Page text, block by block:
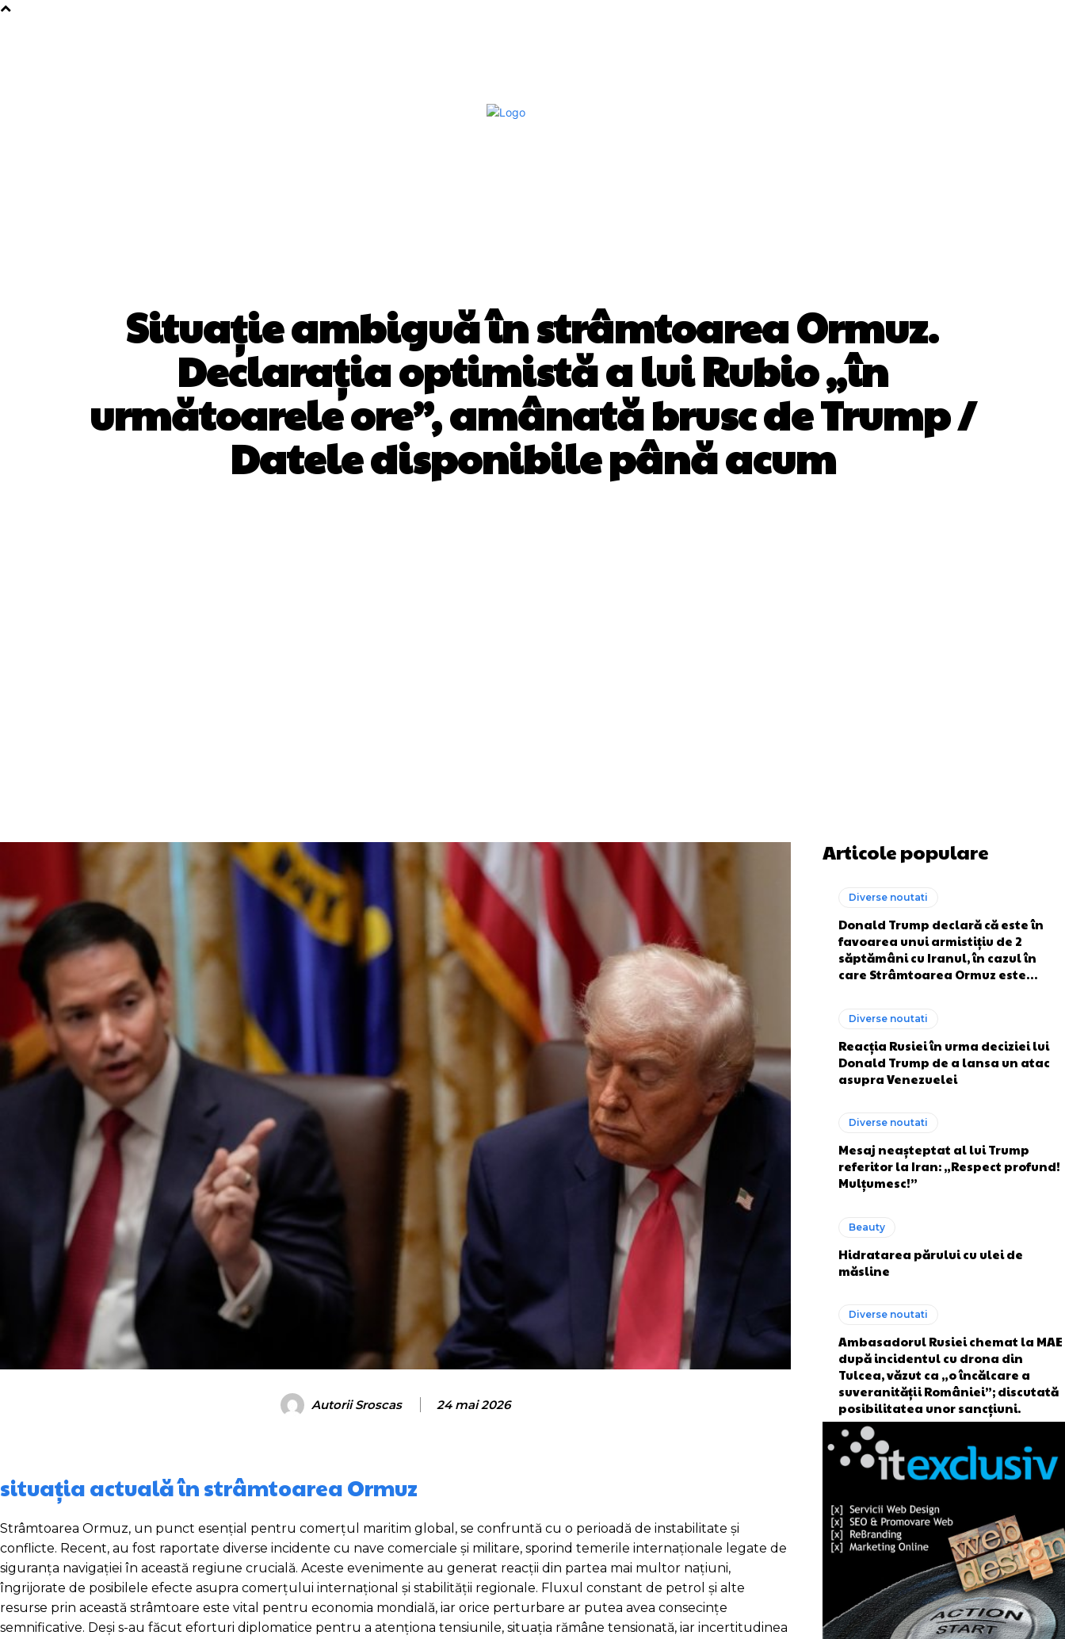
Situație ambiguă în strâmtoarea Ormuz.
Declarația optimistă a lui Rubio „în
următoarele ore”, amânată brusc de Trump /
Datele disponibile până acum
Autorii Sroscas 24 mai 2026
situația actuală în strâmtoarea Ormuz
Strâmtoarea Ormuz, un punct esențial pentru comerțul maritim global, se confruntă cu o perioadă de instabilitate și
conflicte. Recent, au fost raportate diverse incidente cu nave comerciale și militare, sporind temerile internaționale legate de
siguranța navigației în această regiune crucială. Aceste evenimente au generat reacții din partea mai multor națiuni,
îngrijorate de posibilele efecte asupra comerțului internațional și stabilității regionale. Fluxul constant de petrol și alte
resurse prin această strâmtoare este vital pentru economia mondială, iar orice perturbare ar putea avea consecințe
semnificative. Deși s-au făcut eforturi diplomatice pentru a atenționa tensiunile, situația rămâne tensionată, iar incertitudinea
Articole populare
Diverse noutati
Donald Trump declară că este în
favoarea unui armistițiu de 2
săptămâni cu Iranul, în cazul în
care Strâmtoarea Ormuz este…
Diverse noutati
Reacția Rusiei în urma deciziei lui
Donald Trump de a lansa un atac
asupra Venezuelei
Diverse noutati
Mesaj neașteptat al lui Trump
referitor la Iran: „Respect profund!
Mulțumesc!”
Beauty
Hidratarea părului cu ulei de
măsline
Diverse noutati
Ambasadorul Rusiei chemat la MAE
după incidentul cu drona din
Tulcea, văzut ca „o încălcare a
suveranității României”; discutată
posibilitatea unor sancțiuni.